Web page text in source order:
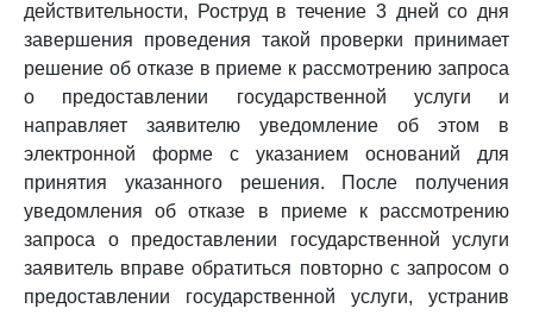
действительности, Роструд в течение 3 дней со дня
завершения проведения такой проверки принимает
решение об отказе в приеме к рассмотрению запроса
о предоставлении государственной услуги и
направляет заявителю уведомление об этом в
электронной форме с указанием оснований для
принятия указанного решения. После получения
уведомления об отказе в приеме к рассмотрению
запроса о предоставлении государственной услуги
заявитель вправе обратиться повторно с запросом о
предоставлении государственной услуги, устранив